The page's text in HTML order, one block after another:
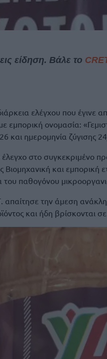
είδηση. Βάλε το
ελέγχου που
εμπορική ονομασία:
και ημερομηνία ζύγισης
στο συγκεκριμένο
Βιομηχανική και εμπορική
του παθογόνου
την άμεση
και ήδη βρίσκονται σε